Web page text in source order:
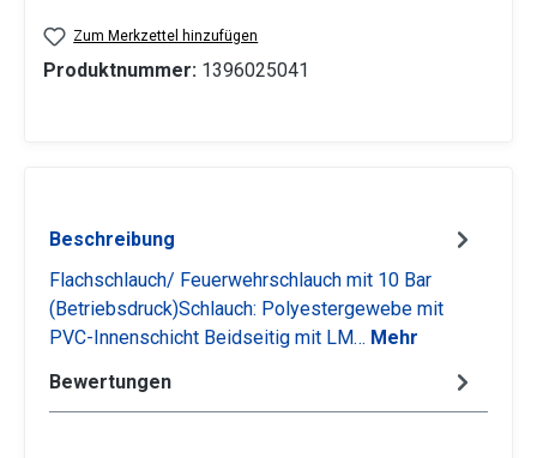
Zum Merkzettel hinzufügen
Produktnummer: 1396025041
Beschreibung
Flachschlauch/ Feuerwehrschlauch mit 10 Bar
(Betriebsdruck)Schlauch: Polyestergewebe mit
PVC-Innenschicht Beidseitig mit LM… Mehr
Bewertungen